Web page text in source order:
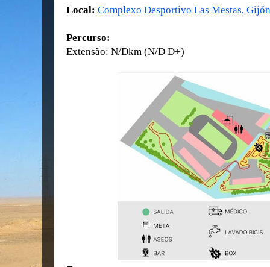
Local: Complexo Desportivo Las Mestas,
Percurso:
Extensão: N/Dkm (N/D D+)